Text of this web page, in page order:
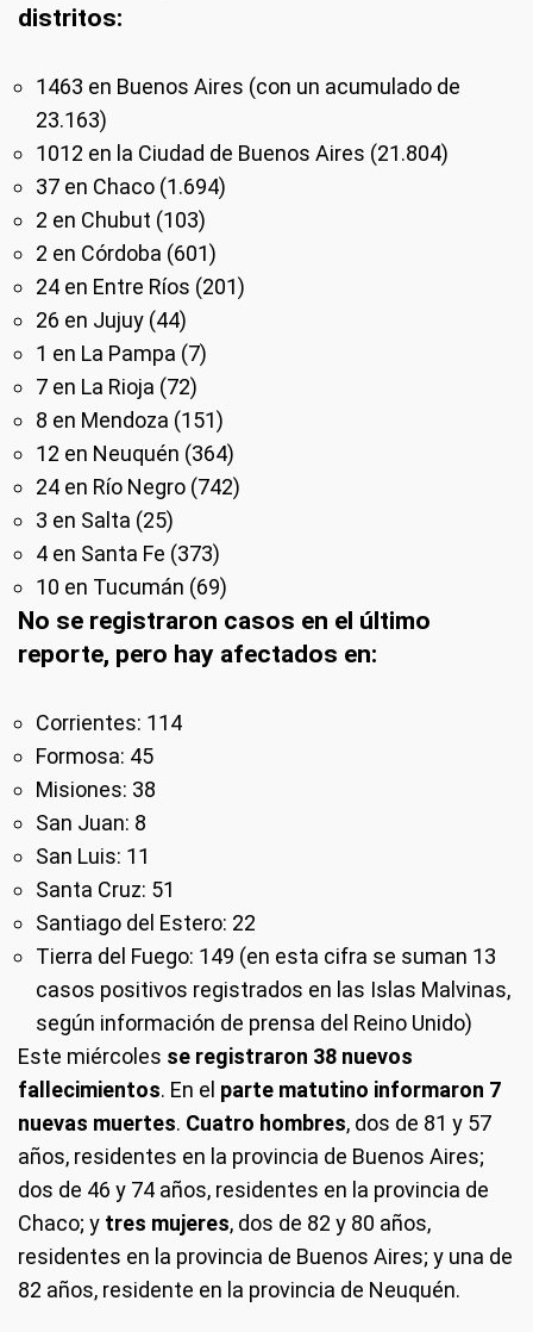
distritos:
1463 en Buenos Aires (con un acumulado de
23.163)
1012 en la Ciudad de Buenos Aires (21.804)
37 en Chaco (1.694)
2 en Chubut (103)
2 en Córdoba (601)
24 en Entre Ríos (201)
26 en Jujuy (44)
1 en La Pampa (7)
7 en La Rioja (72)
8 en Mendoza (151)
12 en Neuquén (364)
24 en Río Negro (742)
3 en Salta (25)
4 en Santa Fe (373)
10 en Tucumán (69)
No se registraron casos en el último
reporte, pero hay afectados en:
Corrientes: 114
Formosa: 45
Misiones: 38
San Juan: 8
San Luis: 11
Santa Cruz: 51
Santiago del Estero: 22
Tierra del Fuego: 149 (en esta cifra se suman 13
casos positivos registrados en las Islas Malvinas,
según información de prensa del Reino Unido)
Este miércoles se registraron 38 nuevos
fallecimientos. En el parte matutino informaron 7
nuevas muertes. Cuatro hombres, dos de 81 y 57
años, residentes en la provincia de Buenos Aires;
dos de 46 y 74 años, residentes en la provincia de
Chaco; y tres mujeres, dos de 82 y 80 años,
residentes en la provincia de Buenos Aires; y una de
82 años, residente en la provincia de Neuquén.